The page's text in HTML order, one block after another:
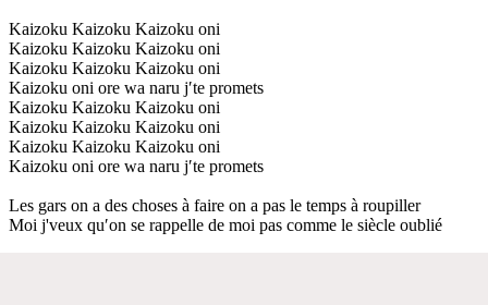
Kaizoku Kaizoku Kaizoku oni
Kaizoku Kaizoku Kaizoku oni
Kaizoku Kaizoku Kaizoku oni
Kaizoku oni ore wa naru j′te promets
Kaizoku Kaizoku Kaizoku oni
Kaizoku Kaizoku Kaizoku oni
Kaizoku Kaizoku Kaizoku oni
Kaizoku oni ore wa naru j′te promets
Les gars on a des choses à faire on a pas le temps à roupiller
Moi j'veux qu′on se rappelle de moi pas comme le siècle oublié